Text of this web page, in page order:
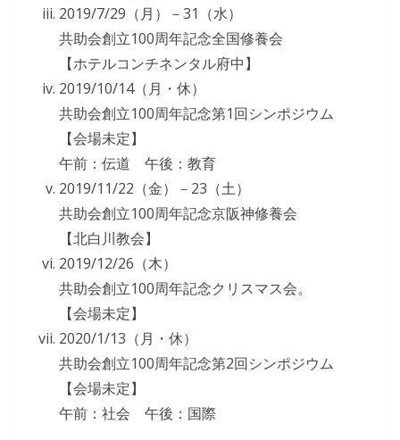
2019/7/29（月）－31（水）
共助会創立100周年記念全国修養会
【ホテルコンチネンタル府中】
2019/10/14（月・休）
共助会創立100周年記念第1回シンポジウム
【会場未定】
午前：伝道 午後：教育
2019/11/22（金）－23（土）
共助会創立100周年記念京阪神修養会
【北白川教会】
2019/12/26（木）
共助会創立100周年記念クリスマス会。
【会場未定】
2020/1/13（月・休）
共助会創立100周年記念第2回シンポジウム
【会場未定】
午前：社会 午後：国際